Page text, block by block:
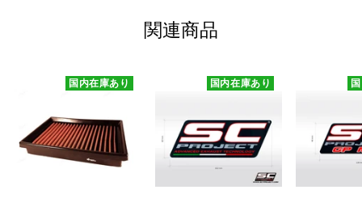
関連商品
国内在庫あり 国内在庫あり